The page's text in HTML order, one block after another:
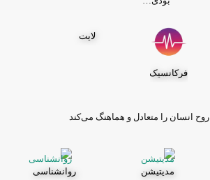
فرکانسیک
لایت
روح انسان را متعادل و هماهنگ می‌کند
مدیتیشن روانشناسی